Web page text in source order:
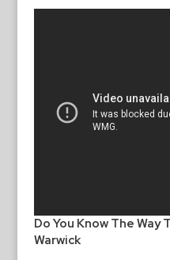
Do You Know The Way
Warwick